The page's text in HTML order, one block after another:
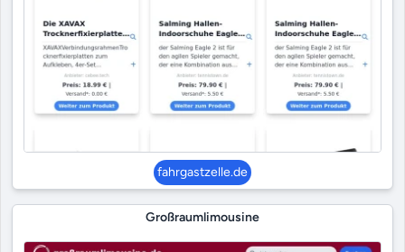
fahrgastzelle.de
Großraumlimousine